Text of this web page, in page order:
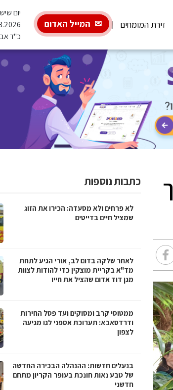
זירת המומחים המייל האדום
יום
כ"ד
כתבות נוספות
לא פרחים ולא מסעדה: הכירו את הזוג
שמציל חיים בדייטים
לאחר שלקה בדום לב, אורי הגיע לתחת
מד"א בקריית מוצקין כדי להודות לצוות
מגן דוד אדום שהציל את חייו
ממטוסי קרב ומסוקים ועד פסל החירות
ודרדסאבא: תערוכת אספני לגו מגיעה
לצפון
בנעלים חדשות: ההנהלה הבכירה החדשה
של טבע נאות חונכת בעופר הקריון מתחם
חדשני